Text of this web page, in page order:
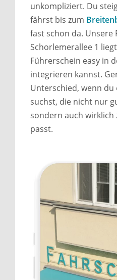
unkompliziert. Du
fährst bis zum
fast schon da. Unsere
Schorlemerallee 1
Führerschein easy in
integrieren kannst.
Unterschied, wenn du
suchst, die nicht nur
sondern auch wirklich
passt.